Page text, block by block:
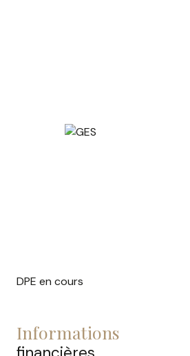
DPE en cours
informations